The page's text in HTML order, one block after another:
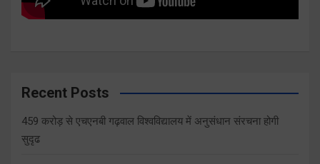
Recent Posts
459 करोड़ से एचएनबी गढ़वाल विश्वविद्यालय में अनुसंधान संरचना होगी
सुदृढ